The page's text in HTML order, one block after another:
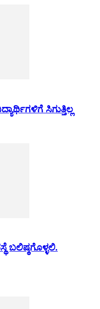
ಸಿಗುತ್ತಿಲ್ಲ
ಬಲಿಷ್ಠಗೊಳ್ಳಲಿ.